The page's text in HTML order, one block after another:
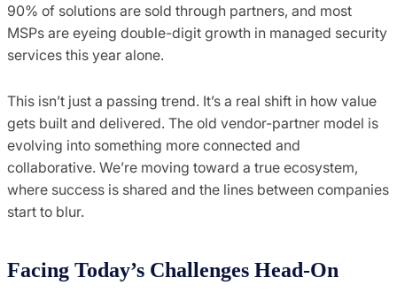
90% of solutions are sold through partners, and most
MSPs are eyeing double-digit growth in managed security
services this year alone.
This isn’t just a passing trend. It’s a real shift in how value
gets built and delivered. The old vendor-partner model is
evolving into something more connected and
collaborative. We’re moving toward a true ecosystem,
where success is shared and the lines between companies
start to blur.
Facing Today’s Challenges Head-On